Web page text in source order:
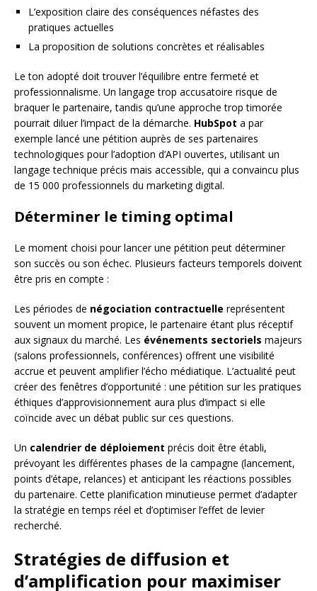
L’exposition claire des conséquences néfastes des
pratiques actuelles
La proposition de solutions concrètes et réalisables
Le ton adopté doit trouver l’équilibre entre fermeté et
professionnalisme. Un langage trop accusatoire risque de
braquer le partenaire, tandis qu’une approche trop timorée
pourrait diluer l’impact de la démarche. HubSpot a par
exemple lancé une pétition auprès de ses partenaires
technologiques pour l’adoption d’API ouvertes, utilisant un
langage technique précis mais accessible, qui a convaincu plus
de 15 000 professionnels du marketing digital.
Déterminer le timing optimal
Le moment choisi pour lancer une pétition peut déterminer
son succès ou son échec. Plusieurs facteurs temporels doivent
être pris en compte :
Les périodes de négociation contractuelle représentent
souvent un moment propice, le partenaire étant plus réceptif
aux signaux du marché. Les événements sectoriels majeurs
(salons professionnels, conférences) offrent une visibilité
accrue et peuvent amplifier l’écho médiatique. L’actualité peut
créer des fenêtres d’opportunité : une pétition sur les pratiques
éthiques d’approvisionnement aura plus d’impact si elle
coïncide avec un débat public sur ces questions.
Un calendrier de déploiement précis doit être établi,
prévoyant les différentes phases de la campagne (lancement,
points d’étape, relances) et anticipant les réactions possibles
du partenaire. Cette planification minutieuse permet d’adapter
la stratégie en temps réel et d’optimiser l’effet de levier
recherché.
Stratégies de diffusion et
d’amplification pour maximiser